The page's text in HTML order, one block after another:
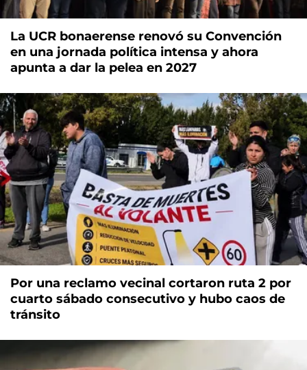
La UCR bonaerense renovó su Convención
en una jornada política intensa y ahora
apunta a dar la pelea en 2027
Por una reclamo vecinal cortaron ruta 2 por
cuarto sábado consecutivo y hubo caos de
tránsito